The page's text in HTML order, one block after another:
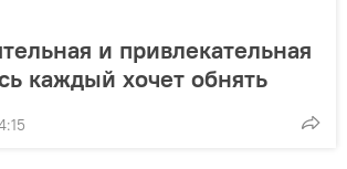
и привлекательная
каждый хочет обнять